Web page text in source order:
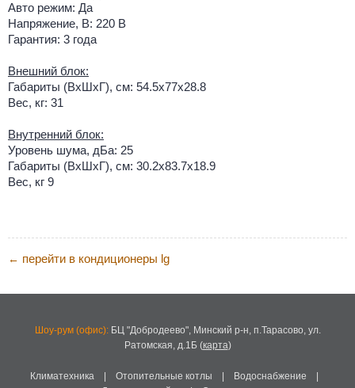
Авто режим: Да
Напряжение, В: 220 В
Гарантия: 3 года
Внешний блок:
Габариты (ВхШхГ), см: 54.5х77х28.8
Вес, кг: 31
Внутренний блок:
Уровень шума, дБа: 25
Габариты (ВхШхГ), см: 30.2х83.7x18.9
Вес, кг 9
← перейти в кондиционеры lg
Шоу-рум (офис):БЦ "Добродеево", Минский р-н, п.Тарасово, ул.
Ратомская, д.1Б(карта)
Климатехника| Отопительные котлы Водоснабжение